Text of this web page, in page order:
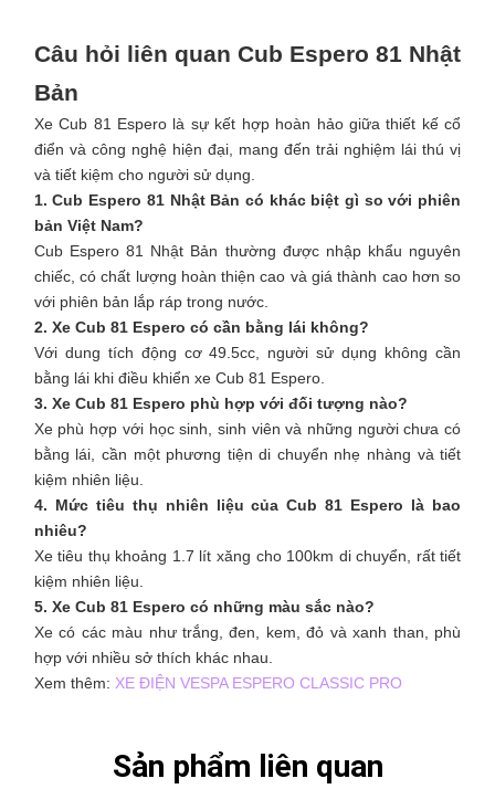
Câu hỏi liên quan Cub Espero 81 Nhật
Bản
Xe Cub 81 Espero là sự kết hợp hoàn hảo giữa thiết kế cổ
điển và công nghệ hiện đại, mang đến trải nghiệm lái thú vị
và tiết kiệm cho người sử dụng.
1. Cub Espero 81 Nhật Bản có khác biệt gì so với phiên
bản Việt Nam?
Cub Espero 81 Nhật Bản thường được nhập khẩu nguyên
chiếc, có chất lượng hoàn thiện cao và giá thành cao hơn so
với phiên bản lắp ráp trong nước.​
2. Xe Cub 81 Espero có cần bằng lái không?
Với dung tích động cơ 49.5cc, người sử dụng không cần
bằng lái khi điều khiển xe Cub 81 Espero.​
3. Xe Cub 81 Espero phù hợp với đối tượng nào?
Xe phù hợp với học sinh, sinh viên và những người chưa có
bằng lái, cần một phương tiện di chuyển nhẹ nhàng và tiết
kiệm nhiên liệu.​
4. Mức tiêu thụ nhiên liệu của Cub 81 Espero là bao
nhiêu?
Xe tiêu thụ khoảng 1.7 lít xăng cho 100km di chuyển, rất tiết
kiệm nhiên liệu.​
5. Xe Cub 81 Espero có những màu sắc nào?
Xe có các màu như trắng, đen, kem, đỏ và xanh than, phù
hợp với nhiều sở thích khác nhau.
Xem thêm: XE ĐIỆN VESPA ESPERO CLASSIC PRO
Sản phẩm liên quan